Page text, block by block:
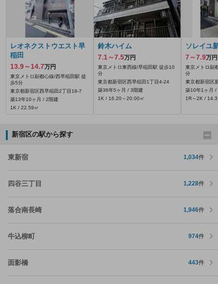
レオネクストウエスト早
稲田
13.9～14.7万円
東京メトロ副都心線/西早稲田駅 徒
歩5分
東京都新宿区西早稲田2丁目18-7
築13年10ヶ月 / 2階建
1K / 22.59㎡
鈴木ハイム
7.1～7.5万円
東京メトロ東西線/早稲田駅 徒歩10
分
東京都新宿区西早稲田1丁目4-24
築36年5ヶ月 / 3階建
1K / 16.20～20.00㎡
ソレイユ
7～7.9万円
東京メトロ副
分
東京都新宿区
築10年1ヶ月 /
1R～2K /
新宿区の駅から探す
東新宿 1,034件
四谷三丁目 1,228件
落合南長崎 1,946件
牛込柳町 974件
面影橋 443件